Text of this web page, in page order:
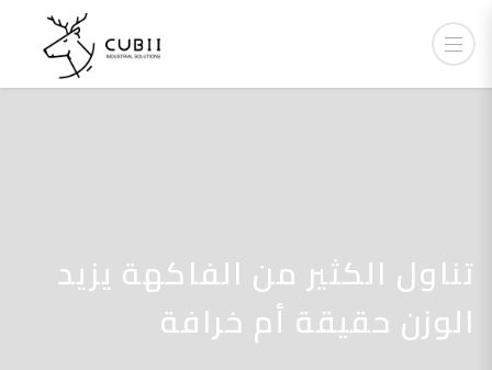
تناول الكثير من الفاكهة يزيد
الوزن حقيقة أم خرافة